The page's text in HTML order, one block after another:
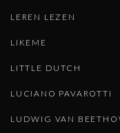
LEREN LEZEN
LIKEME
LITTLE DUTCH
LUCIANO PAVAROTTI
LUDWIG VAN